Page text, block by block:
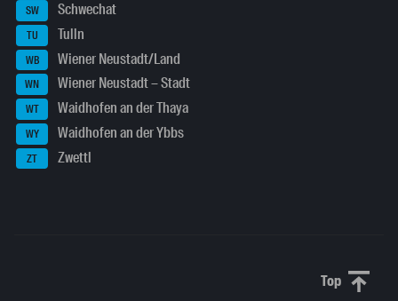
SW Schwechat
TU Tulln
WB Wiener Neustadt/Land
WN Wiener Neustadt – Stadt
WT Waidhofen an der Thaya
WY Waidhofen an der Ybbs
ZT Zwettl
Top Scroll